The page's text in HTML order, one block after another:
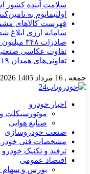
سلامت آینده کشور
اولتیماتوم به
فهرست کالاهای
سامانه ارزی ابلاغ
صادرات ۳۴۸ میلیون دلاری زنجان| ‌کاهش ۱۷ درصدی واردات
تفاوت عکاسی
تعاونی‌های همدان ۱۹ هزار فرصت شغلی ایجاد کرده‌اند
جمعه , 16 مرداد 1405 2026 - 08 - 06
اخبار خودرو
موتورسیکلت
صنایع هوایی
صنعت خودروسازی
مشخصات فنی
ترفند و تکنیک خودرو
اقتصاد عمومی
بورس و سهام